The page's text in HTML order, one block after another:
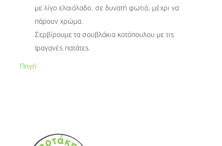
με λίγο ελαιόλαδο, σε δυνατή φωτιά, μέχρι να
πάρουν χρώμα.
Σερβίρουμε τα σουβλάκια κοτόπουλου με τις
τραγανές πατάτες.
Πηγή